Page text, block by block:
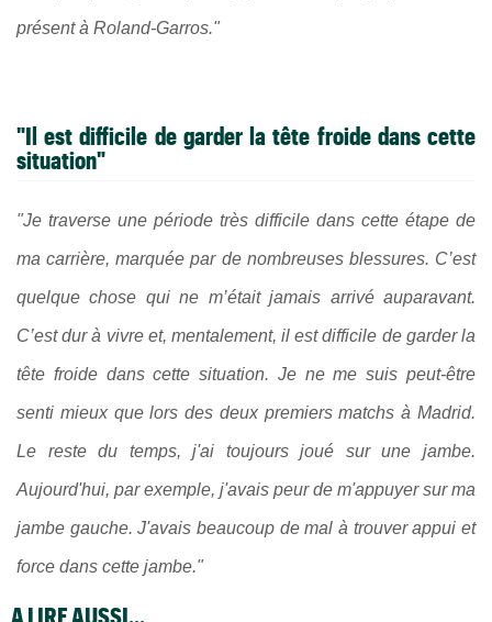
présent à Roland-Garros."
"Il est difficile de garder la tête froide dans cette
situation"
"Je traverse une période très difficile dans cette étape de
ma carrière, marquée par de nombreuses blessures. C’est
quelque chose qui ne m’était jamais arrivé auparavant.
C’est dur à vivre et, mentalement, il est difficile de garder la
tête froide dans cette situation. Je ne me suis peut-être
senti mieux que lors des deux premiers matchs à Madrid.
Le reste du temps, j'ai toujours joué sur une jambe.
Aujourd'hui, par exemple, j'avais peur de m'appuyer sur ma
jambe gauche. J'avais beaucoup de mal à trouver appui et
force dans cette jambe."
A LIRE AUSSI...